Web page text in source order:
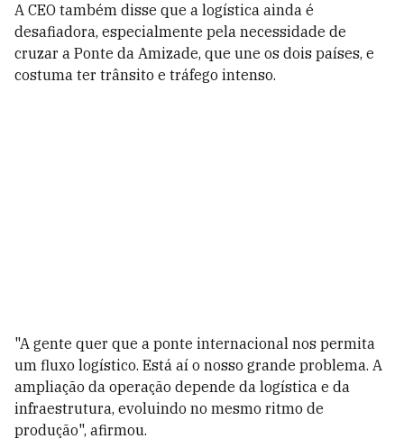
A CEO também disse que a logística ainda é
desafiadora, especialmente pela necessidade de
cruzar a Ponte da Amizade, que une os dois países, e
costuma ter trânsito e tráfego intenso.
"A gente quer que a ponte internacional nos permita
um fluxo logístico. Está aí o nosso grande problema. A
ampliação da operação depende da logística e da
infraestrutura, evoluindo no mesmo ritmo de
produção", afirmou.